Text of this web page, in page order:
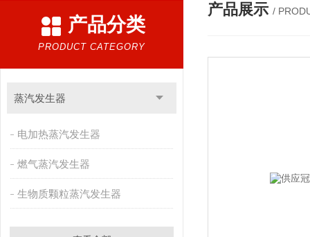
产品分类
PRODUCT CATEGORY
蒸汽发生器
电加热蒸汽发生器
燃气蒸汽发生器
生物质颗粒蒸汽发生器
产品展示 /